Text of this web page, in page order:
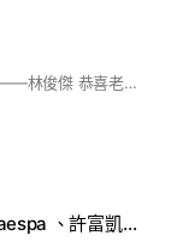
台北是他出道的地方。JfJ總部也在台北——林俊傑 恭喜老林大巨蛋順利圓滿落幕！！感受到你對台北粉絲的用心😍😍 ，歡迎所有的JM進群暢聊有關JJ的任何大小事
原價讓票群-本期強檔BIGBANG、aespa 、許富凱、IVE、理想混蛋、藤井風還有各種演唱會